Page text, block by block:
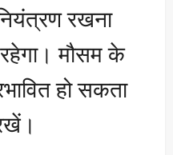
रखना
मौसम के
हो सकता